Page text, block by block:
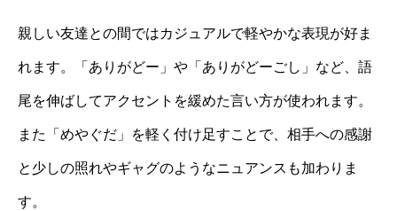
親しい友達との間ではカジュアルで軽やかな表現が好ま
れます。「ありがどー」や「ありがどーごし」など、語
尾を伸ばしてアクセントを緩めた言い方が使われます。
また「めやぐだ」を軽く付け足すことで、相手への感謝
と少しの照れやギャグのようなニュアンスも加わりま
す。